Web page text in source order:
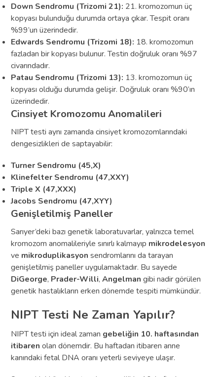
Down Sendromu (Trizomi 21): 21. kromozomun üç
kopyası bulunduğu durumda ortaya çıkar. Tespit oranı
%99’un üzerindedir.
Edwards Sendromu (Trizomi 18): 18. kromozomun
fazladan bir kopyası bulunur. Testin doğruluk oranı %97
civarındadır.
Patau Sendromu (Trizomi 13): 13. kromozomun üç
kopyası olduğu durumda gelişir. Doğruluk oranı %90’ın
üzerindedir.
Cinsiyet Kromozomu Anomalileri
NIPT testi aynı zamanda cinsiyet kromozomlarındaki
dengesizlikleri de saptayabilir:
Turner Sendromu (45,X)
Klinefelter Sendromu (47,XXY)
Triple X (47,XXX)
Jacobs Sendromu (47,XYY)
Genişletilmiş Paneller
Sarıyer’deki bazı genetik laboratuvarlar, yalnızca temel
kromozom anomalileriyle sınırlı kalmayıp mikrodelesyon
ve mikroduplikasyon sendromlarını da tarayan
genişletilmiş paneller uygulamaktadır. Bu sayede
DiGeorge, Prader-Willi,Angelman gibi nadir görülen
genetik hastalıkların erken dönemde tespiti mümkündür.
NIPT Testi Ne Zaman Yapılır?
NIPT testi için ideal zaman gebeliğin 10. haftasından
itibaren olan dönemdir. Bu haftadan itibaren anne
kanındaki fetal DNA oranı yeterli seviyeye ulaşır.